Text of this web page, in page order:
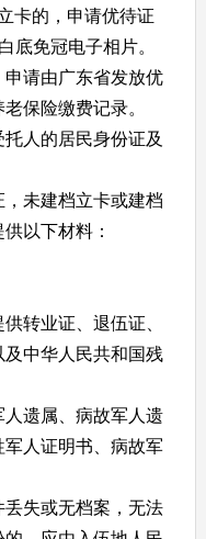
卡的，申请优待证
底免冠电子相片。
请由广东省发放优
保险缴费记录。
人的居民身份证及
未建档立卡或建档
以下材料：
业证、退伍证、
中华人民共和国残
遗属、病故军人遗
人证明书、病故军
失或无档案，无法